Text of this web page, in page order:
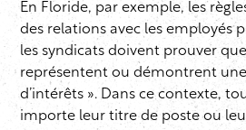
En Floride, par exemple, les
des relations avec les employés
les syndicats doivent prouver
représentent ou démontrent
d’intérêts ». Dans ce contexte,
importe leur titre de poste ou